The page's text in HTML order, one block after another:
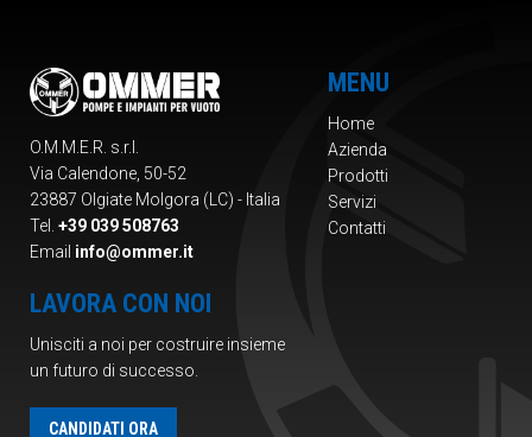
O.M.M.E.R. s.r.l.
Via Calendone, 50-52
23887 Olgiate Molgora (LC) - Italia
Tel. +39 039 508763
Email info@ommer.it
MENU
Home
Azienda
Prodotti
Servizi
Contatti
LAVORA CON NOI
Unisciti a noi per costruire insieme
un futuro di successo.
CANDIDATI ORA